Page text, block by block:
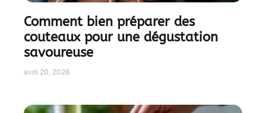
Comment bien préparer des
couteaux pour une dégustation
savoureuse
avril 20, 2026